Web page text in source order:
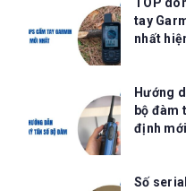
tay
nhất
Hướng
bộ đàm
định mới
Số